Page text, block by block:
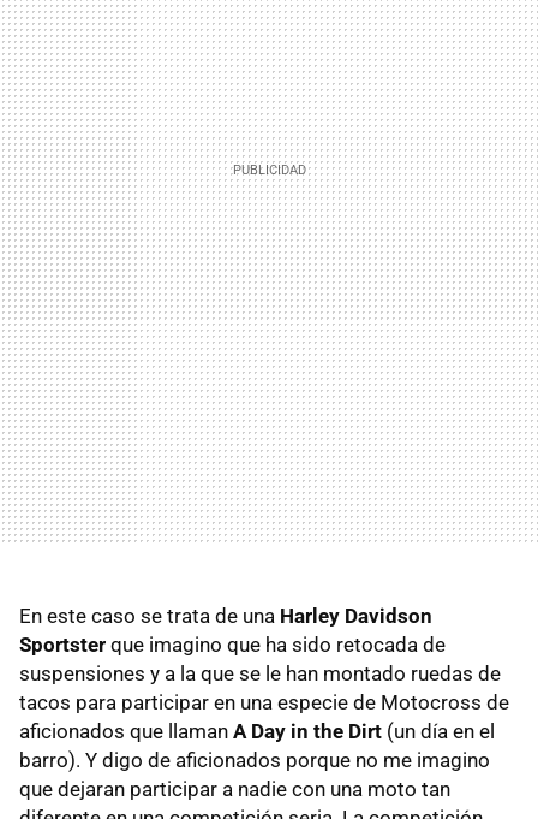
En este caso se trata de una Harley Davidson
Sportster que imagino que ha sido retocada de
suspensiones y a la que se le han montado ruedas de
tacos para participar en una especie de Motocross de
aficionados que llaman A Day in the Dirt (un día en el
barro). Y digo de aficionados porque no me imagino
que dejaran participar a nadie con una moto tan